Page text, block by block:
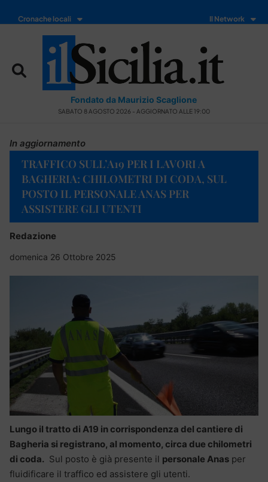
Cronache locali Il Network
Fondato da Maurizio Scaglione
SABATO 8 AGOSTO 2026 - AGGIORNATO ALLE 19:00
In aggiornamento
TRAFFICO SULL’A19 PER I LAVORI A
BAGHERIA: CHILOMETRI DI CODA, SUL
POSTO IL PERSONALE ANAS PER
ASSISTERE GLI UTENTI
Redazione
domenica 26 Ottobre 2025
Lungo il tratto di A19 in corrispondenza del cantiere di
Bagheria si registrano, al momento, circa due chilometri
di coda. Sul posto è già presente il personale Anas per
fluidificare il traffico ed assistere gli utenti.